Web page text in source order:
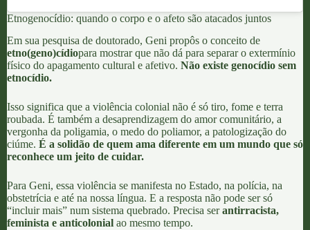
Etnogenocídio: quando o corpo e o afeto são atacados juntos
Em sua pesquisa de doutorado, Geni propôs o conceito de
etno(geno)cídiopara mostrar que não dá para separar o extermínio
físico do apagamento cultural e afetivo. Não existe genocídio sem
etnocídio.
Isso significa que a violência colonial não é só tiro, fome e terra
roubada. É também a desaprendizagem do amor comunitário, a
vergonha da poligamia, o medo do poliamor, a patologização do
ciúme. É a solidão de quem ama diferente em um mundo que só
reconhece um jeito de cuidar.
Para Geni, essa violência se manifesta no Estado, na polícia, na
obstetrícia e até na nossa língua. E a resposta não pode ser só
“incluir mais” num sistema quebrado. Precisa serantirracista,
feminista e anticolonial ao mesmo tempo.